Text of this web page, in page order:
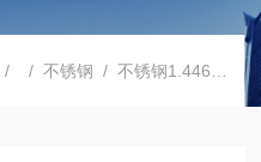
/ /不锈钢 / 不锈钢1.4462销售1.4462价格